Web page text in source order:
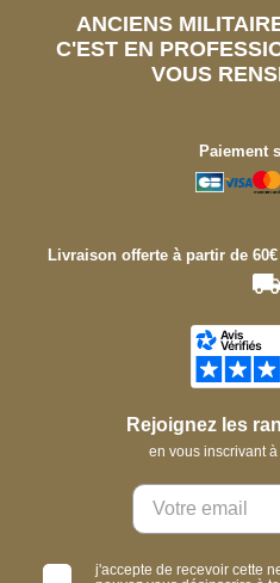
ANCIENS
C'EST EN
VOUS
Paiement
Livraison offerte à partir de
Rejoignez les
en vous inscrivant
j'accepte de recevoir cette